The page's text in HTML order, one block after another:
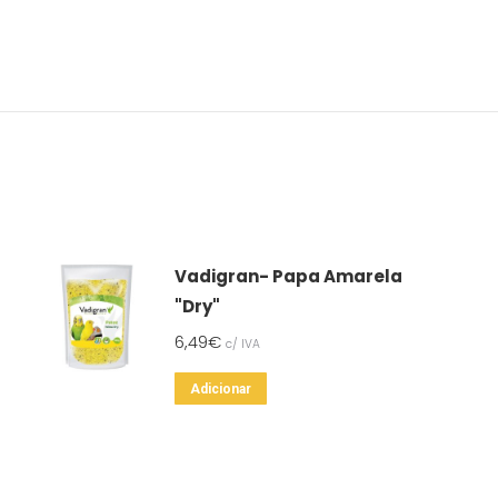
Vadigran- Papa Amarela
"Dry"
6,49€ c/ IVA
Adicionar